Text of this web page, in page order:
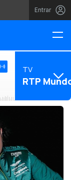
Entrar
TV
RTP